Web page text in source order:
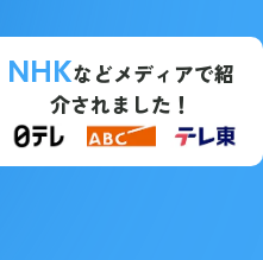
NHKなどメディアで紹
介されました！